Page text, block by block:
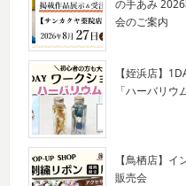
の手あみ
会のご案内
【姪浜店】
「ハーバリウ
【鳥栖店】
販売会